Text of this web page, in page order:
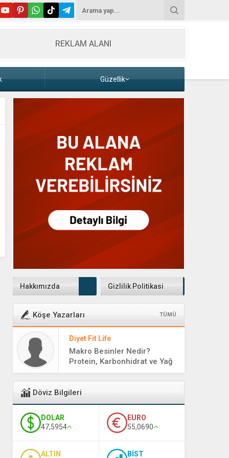
REKLAM ALANI
Güzellik
Hakkımızda Gizlilik Politikasi
Köşe Yazarları TÜMÜ
Diyet Fit Life
Makro Besinler Nedir?
Protein, Karbonhidrat ve Yağ
Rehberi
Döviz Bilgileri
DOLAR
47,5954
EURO
55,0690
ALTIN
BİST